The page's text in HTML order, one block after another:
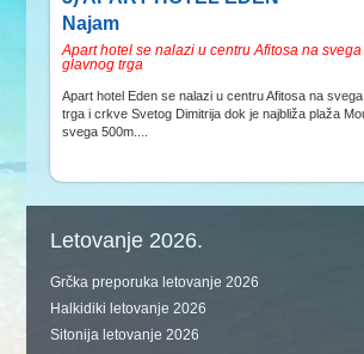
Najam
Apart hotel se nalazi u centru Afitosa na
glavnog trga
Apart hotel Eden se nalazi u centru Afitosa na
trga i crkve Svetog Dimitrija dok je najbliža plaža
svega 500m....
Letovanje 2026.
Grčka preporuka letovanje 2026
Halkidiki letovanje 2026
Sitonija letovanje 2026